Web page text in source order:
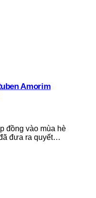
Amorim
đồng vào mùa hè
đưa ra quyết…